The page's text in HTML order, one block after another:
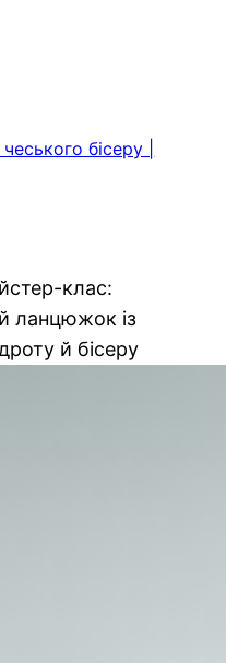
бісеру |
клас:
ланцюжок із
й бісеру